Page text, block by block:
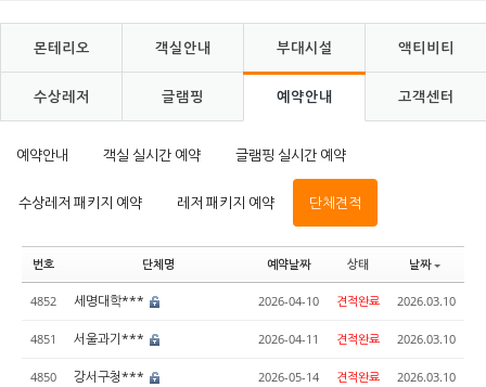
몬테리오 객실안내 부대시설 액티비티
수상레저 글램핑 예약안내 고객센터
예약안내 객실 실시간 예약 글램핑 실시간 예약
수상레저 패키지 예약 레저 패키지 예약 단체견적
번호 단체명 예약날짜 상태 날짜
4852 세명대학*** 2026-04-10 견적완료 2026.03.10
4851 서울과기*** 2026-04-11 견적완료 2026.03.10
4850 강서구청*** 2026-05-14 견적완료 2026.03.10